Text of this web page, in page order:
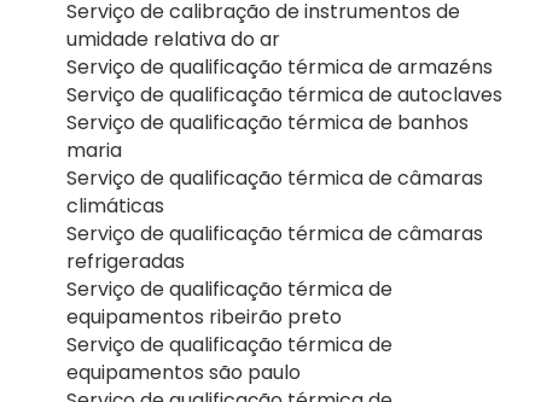
Serviço de calibração de instrumentos de
umidade relativa do ar
Serviço de qualificação térmica de armazéns
Serviço de qualificação térmica de autoclaves
Serviço de qualificação térmica de banhos
maria
Serviço de qualificação térmica de câmaras
climáticas
Serviço de qualificação térmica de câmaras
refrigeradas
Serviço de qualificação térmica de
equipamentos ribeirão preto
Serviço de qualificação térmica de
equipamentos são paulo